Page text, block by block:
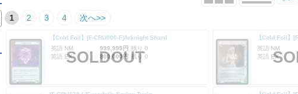
1 2 3 4 次へ>>
【Cold Foil】[F-CRU000-F]Arknight Shard
英語 NM
999,999円 残り 0
英語 EX
800,000円 残り 0
SOLDOUT
英語 NM
英語 EX